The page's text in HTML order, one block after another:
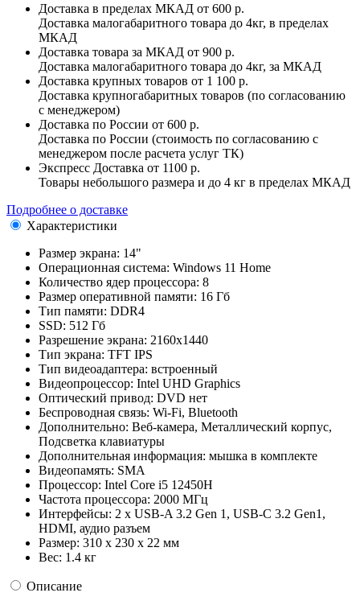
Доставка в пределах МКАД от 600 р.
Доставка малогабаритного товара до 4кг, в пределах
МКАД
Доставка товара за МКАД от 900 р.
Доставка малогабаритного товара до 4кг, за МКАД
Доставка крупных товаров от 1 100 р.
Доставка крупногабаритных товаров (по согласованию
с менеджером)
Доставка по России от 600 р.
Доставка по России (стоимость по согласованию с
менеджером после расчета услуг ТК)
Экспресс Доставка от 1100 р.
Товары небольшого размера и до 4 кг в пределах МКАД
Подробнее о доставке
Характеристики
Размер экрана: 14"
Операционная система: Windows 11 Home
Количество ядер процессора: 8
Размер оперативной памяти: 16 Гб
Тип памяти: DDR4
SSD: 512 Гб
Разрешение экрана: 2160x1440
Тип экрана: TFT IPS
Тип видеоадаптера: встроенный
Видеопроцессор: Intel UHD Graphics
Оптический привод: DVD нет
Беспроводная связь: Wi-Fi, Bluetooth
Дополнительно: Веб-камера, Металлический корпус,
Подсветка клавиатуры
Дополнительная информация: мышка в комплекте
Видеопамять: SMA
Процессор: Intel Core i5 12450H
Частота процессора: 2000 МГц
Интерфейсы: 2 x USB-A 3.2 Gen 1, USB-C 3.2 Gen1,
HDMI, аудио разъем
Размер: 310 x 230 x 22 мм
Вес: 1.4 кг
Описание